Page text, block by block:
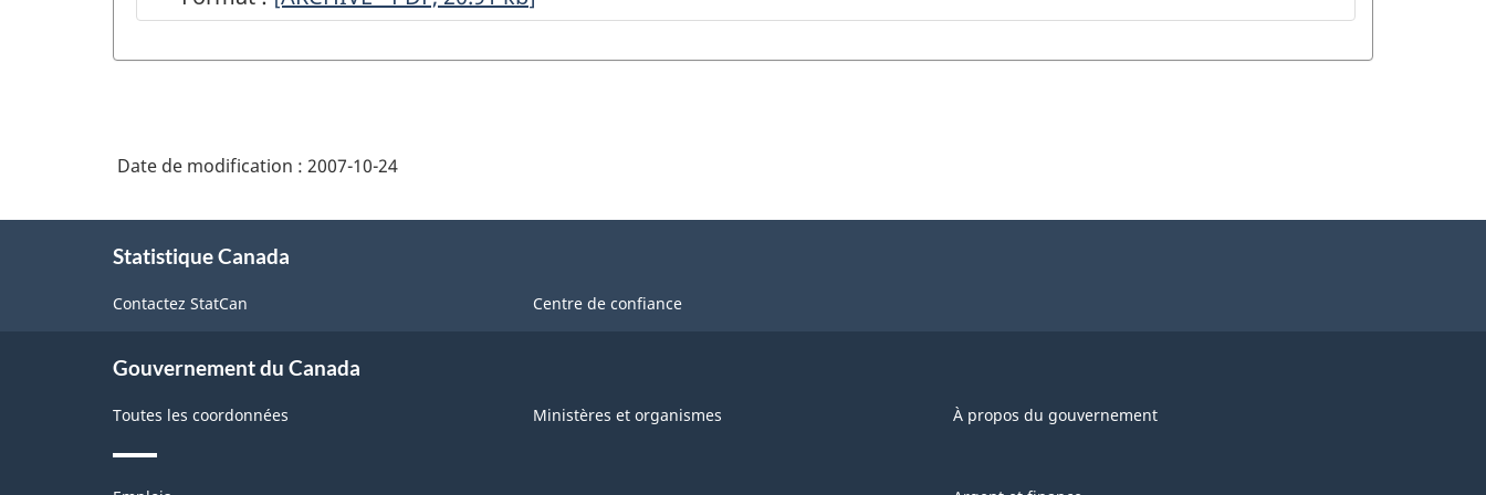
mensuel)
cible
-
ARCHIVÉ
20.91
Date de modification : 2007-10-24
Statistique Canada
Contactez StatCan Centre de confiance
Gouvernement du Canada
Toutes les coordonnées Ministères et organismes À propos du gouvernement